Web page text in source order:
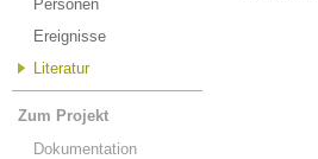
Personen
Ereignisse
Literatur
Zum Projekt
Dokumentation